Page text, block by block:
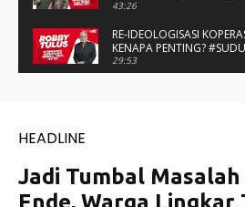
BAPAK ROMI & BAPAK
43:26
RE-IDEOLOGISASI
KENAPA PENTING?
TULUS
29:53
AMANCHE OE NINU
16:37
#SUDUTPANDANG